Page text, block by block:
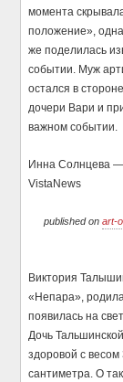
момента
положение»,
же поделилась
событии. Муж
остался в
дочери Вари и
важном событии.
Инна Солнцева
VistaNews
published on art-
Виктория
«Непара»,
появилась на
Дочь
здоровой с
сантиметра. О